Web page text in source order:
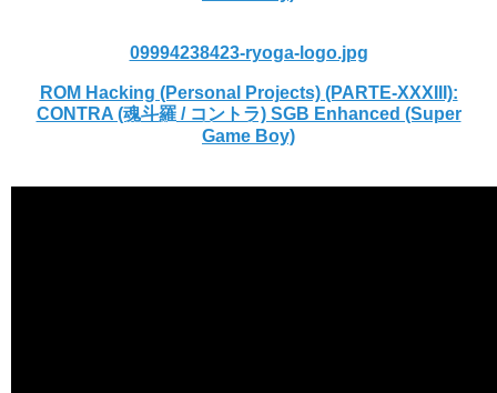
09994238423-ryoga-logo.jpg
ROM Hacking (Personal Projects) (PARTE-XXXIII):
CONTRA (魂斗羅 / コントラ) SGB Enhanced (Super
Game Boy)